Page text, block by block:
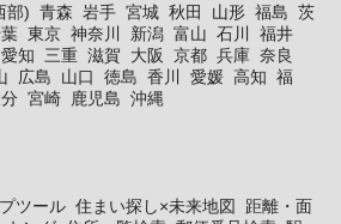
部) 青森 岩手 宮城 秋田 山形 福島 茨
東京 神奈川 新潟 富山 石川
福井
愛知 三重 滋賀 大阪 京都 兵庫 奈良
広島 山口 徳島 香川 愛媛 高知 福
宮崎 鹿児島 沖縄
ツール 住まい探し×未来地図
距離・面